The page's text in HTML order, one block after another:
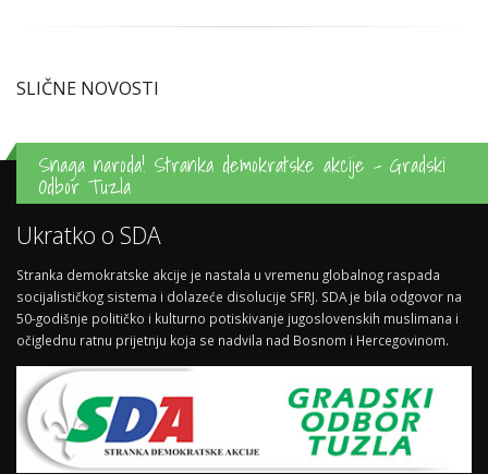
SLIČNE NOVOSTI
Snaga naroda! Stranka demokratske akcije - Gradski
Odbor Tuzla
Ukratko o SDA
Stranka demokratske akcije je nastala u vremenu globalnog raspada
socijalističkog sistema i dolazeće disolucije SFRJ. SDA je bila odgovor na
50-godišnje političko i kulturno potiskivanje jugoslovenskih muslimana i
očiglednu ratnu prijetnju koja se nadvila nad Bosnom i Hercegovinom.